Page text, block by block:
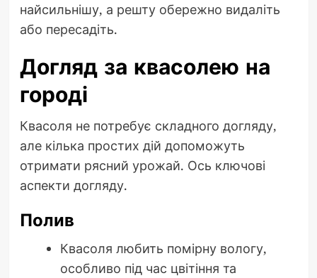
найсильнішу, а решту обережно видаліть
або пересадіть.
Догляд за квасолею на
городі
Квасоля не потребує складного догляду,
але кілька простих дій допоможуть
отримати рясний урожай. Ось ключові
аспекти догляду.
Полив
Квасоля любить помірну вологу,
особливо під час цвітіння та